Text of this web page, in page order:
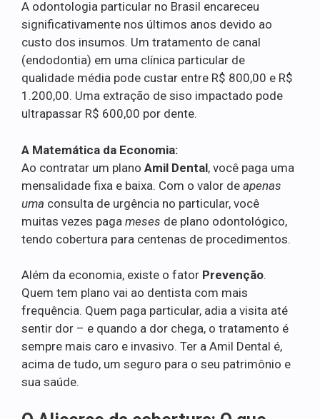
A odontologia particular no Brasil encareceu
significativamente nos últimos anos devido ao
custo dos insumos. Um tratamento de canal
(endodontia) em uma clínica particular de
qualidade média pode custar entre R$ 800,00 e R$
1.200,00. Uma extração de siso impactado pode
ultrapassar R$ 600,00 por dente.
A Matemática da Economia:
Ao contratar um plano Amil Dental, você paga uma
mensalidade fixa e baixa. Com o valor de apenas
uma consulta de urgência no particular, você
muitas vezes paga meses de plano odontológico,
tendo cobertura para centenas de procedimentos.
Além da economia, existe o fator Prevenção.
Quem tem plano vai ao dentista com mais
frequência. Quem paga particular, adia a visita até
sentir dor – e quando a dor chega, o tratamento é
sempre mais caro e invasivo. Ter a Amil Dental é,
acima de tudo, um seguro para o seu patrimônio e
sua saúde.